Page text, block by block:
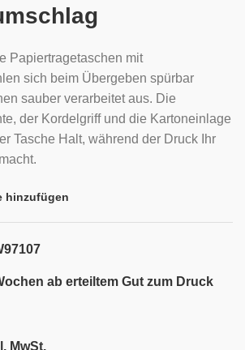
Papiertragetaschen mit
sich beim Übergeben spürbar
sauber verarbeitet aus. Die
der Kordelgriff und die Kartoneinlage
Tasche Halt, während der Druck Ihr
hinzufügen
ab erteiltem Gut zum Druck
MwSt.